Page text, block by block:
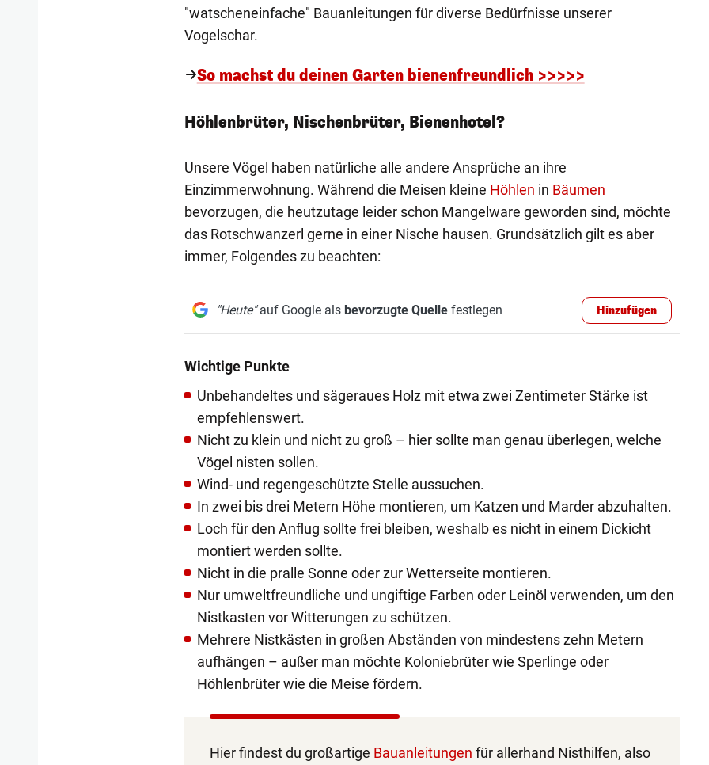
"watscheneinfache" Bauanleitungen für diverse Bedürfnisse unserer
Vogelschar.
So machst du deinen Garten bienenfreundlich >>>>>
Höhlenbrüter, Nischenbrüter, Bienenhotel?
Unsere Vögel haben natürliche alle andere Ansprüche an ihre
Einzimmerwohnung. Während die Meisen kleine Höhlen in Bäumen
bevorzugen, die heutzutage leider schon Mangelware geworden sind, möchte
das Rotschwanzerl gerne in einer Nische hausen. Grundsätzlich gilt es aber
immer, Folgendes zu beachten:
"Heute"auf Google als bevorzugte Quellefestlegen Hinzufügen
Wichtige Punkte
Unbehandeltes und sägeraues Holz mit etwa zwei Zentimeter Stärke ist
empfehlenswert.
Nicht zu klein und nicht zu groß – hier sollte man genau überlegen, welche
Vögel nisten sollen.
Wind- und regengeschützte Stelle aussuchen.
In zwei bis drei Metern Höhe montieren, um Katzen und Marder abzuhalten.
Loch für den Anflug sollte frei bleiben, weshalb es nicht in einem Dickicht
montiert werden sollte.
Nicht in die pralle Sonne oder zur Wetterseite montieren.
Nur umweltfreundliche und ungiftige Farben oder Leinöl verwenden, um den
Nistkasten vor Witterungen zu schützen.
Mehrere Nistkästen in großen Abständen von mindestens zehn Metern
aufhängen – außer man möchte Koloniebrüter wie Sperlinge oder
Höhlenbrüter wie die Meise fördern.
Hier findest du großartige Bauanleitungen für allerhand Nisthilfen, also